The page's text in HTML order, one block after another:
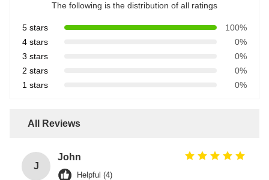
The following is the distribution of all ratings
5 stars
100%
4 stars
0%
3 stars
0%
2 stars
0%
1 stars
0%
All Reviews
J
John
Helpful (4)